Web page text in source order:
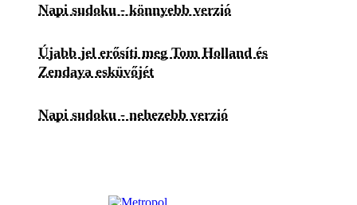
Napi sudoku - könnyebb verzió
Újabb jel erősíti meg Tom Holland és
Zendaya esküvőjét
Napi sudoku - nehezebb verzió